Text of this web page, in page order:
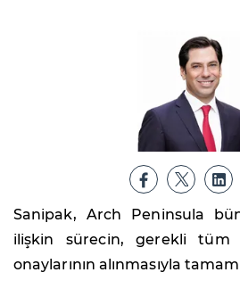
Sanipak, Arch Peninsula
ilişkin sürecin, gerekli tüm
onaylarının alınmasıyla